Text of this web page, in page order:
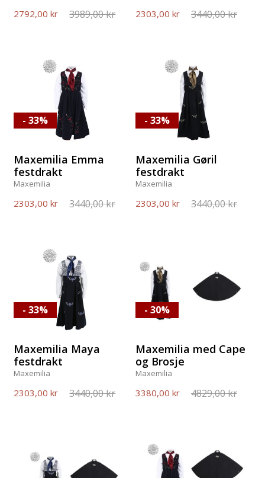
2792,00 kr 3989,00 kr 2303,00 kr 3440,00 kr
Maxemilia Emma
festdrakt
Maxemilia
2303,00 kr 3440,00 kr
- 33%
Maxemilia Gøril
festdrakt
Maxemilia
2303,00 kr 3440,00 kr
- 33%
Maxemilia Maya
festdrakt
Maxemilia
2303,00 kr 3440,00 kr
- 33%
Maxemilia med Cape
og Brosje
Maxemilia
3380,00 kr 4829,00 kr
- 30%